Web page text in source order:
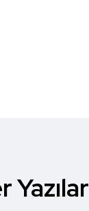
Yazılar